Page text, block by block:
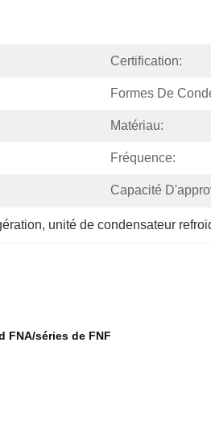
Certification:
Formes De
Matériau:
Fréquence:
Capacité
, unité de condensateur
séries de FNF